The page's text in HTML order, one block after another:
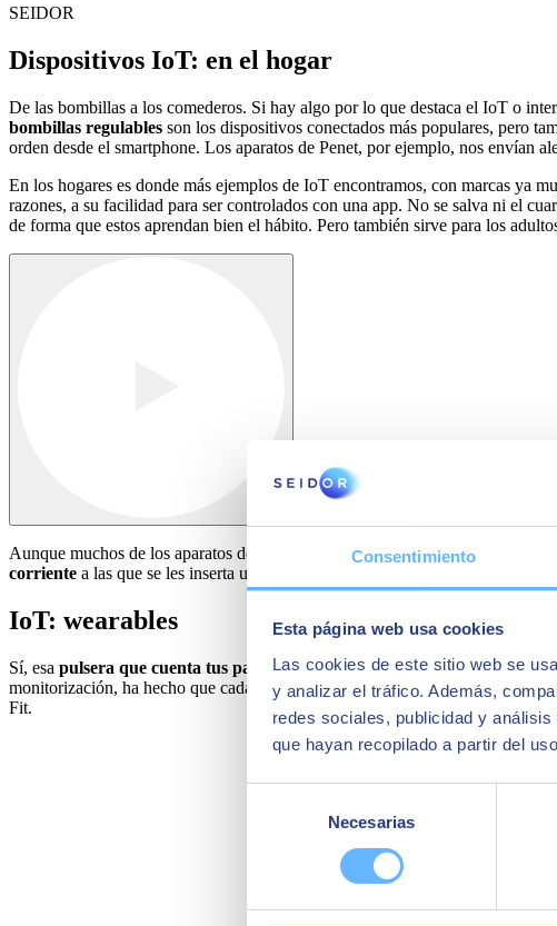
Consentimiento
Esta página web usa cookies
Las cookies de este sitio web se
y analizar el tráfico. Además,
redes sociales, publicidad y
que hayan recopilado a partir del
consentimiento
Necesarias
SEIDOR
Dispositivos IoT: en el hogar
De las bombillas a los comederos. Si hay algo por lo que destaca el IoT o
bombillas regulables son los dispositivos conectados más populares, pero
orden desde el smartphone. Los aparatos de Penet, por ejemplo, nos envían
En los hogares es donde más ejemplos de IoT encontramos, con marcas ya
razones, a su facilidad para ser controlados con una app. No se salva ni el
de forma que estos aprendan bien el hábito. Pero también sirve para los
Aunque muchos de los aparatos de la internet de las cosas se conectan y
corriente a las que se les inserta una tarjeta SIM y que de este modo
IoT: wearables
Sí, esa pulsera que cuenta tus pasos o esesmartwatchque te da la hora a
monitorización, ha hecho que cada vez haya más modelos y que más
Fit.